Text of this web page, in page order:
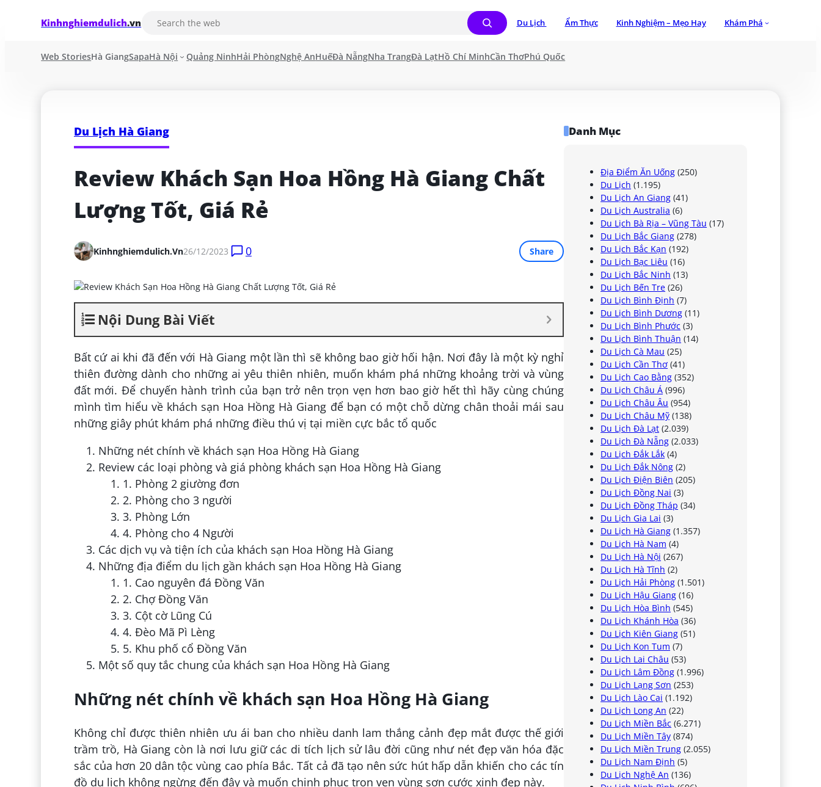
Kinhnghiemdulich.vn Du Lịch Ẩm Thực Kinh Nghiệm – Mẹo Hay Khám Phá
Web StoriesHà GiangSapaHà Nội Quảng NinhHải PhòngNghệ AnHuếĐà NẵngNha TrangĐà LạtHồ Chí MinhCần ThơPhú Quốc
Du Lịch Hà Giang
Review Khách Sạn Hoa Hồng Hà Giang Chất
Lượng Tốt, Giá Rẻ
Kinhnghiemdulich.vn26/12/2023 0 Share
Nội Dung Bài Viết
Bất cứ ai khi đã đến với Hà Giang một lần thì sẽ không bao giờ hối hận. Nơi đây là một kỳ nghỉ
thiên đường dành cho những ai yêu thiên nhiên, muốn khám phá những khoảng trời và vùng
đất mới. Để chuyến hành trình của bạn trở nên trọn vẹn hơn bao giờ hết thì hãy cùng chúng
mình tìm hiểu về khách sạn Hoa Hồng Hà Giang để bạn có một chỗ dừng chân thoải mái sau
những giây phút khám phá những điều thú vị tại miền cực bắc tổ quốc
Những nét chính về khách sạn Hoa Hồng Hà Giang
Review các loại phòng và giá phòng khách sạn Hoa Hồng Hà Giang
1. Phòng 2 giường đơn
2. Phòng cho 3 người
3. Phòng Lớn
4. Phòng cho 4 Người
Các dịch vụ và tiện ích của khách sạn Hoa Hồng Hà Giang
Những địa điểm du lịch gần khách sạn Hoa Hồng Hà Giang
1. Cao nguyên đá Đồng Văn
2. Chợ Đồng Văn
3. Cột cờ Lũng Cú
4. Đèo Mã Pì Lèng
5. Khu phố cổ Đồng Văn
Một số quy tắc chung của khách sạn Hoa Hồng Hà Giang
Những nét chính về khách sạn Hoa Hồng Hà Giang
Không chỉ được thiên nhiên ưu ái ban cho nhiều danh lam thắng cảnh đẹp mắt được thế giới
trầm trồ, Hà Giang còn là nơi lưu giữ các di tích lịch sử lâu đời cũng như nét đẹp văn hóa đặc
sắc của hơn 20 dân tộc vùng cao phía Bắc. Tất cả đã tạo nên sức hút hấp dẫn khiến cho các tín
đồ du lịch không ngừng đến đây và muốn chinh phục trọn vẹn vùng sơn cước xinh đẹp này.
Danh Mục
Địa Điểm Ăn Uống (250)
Du Lịch (1.195)
Du Lịch An Giang (41)
Du Lịch Australia (6)
Du Lịch Bà Rịa – Vũng Tàu (17)
Du Lịch Bắc Giang (278)
Du Lịch Bắc Kạn (192)
Du Lịch Bạc Liêu (16)
Du Lịch Bắc Ninh (13)
Du Lịch Bến Tre (26)
Du Lịch Bình Định (7)
Du Lịch Bình Dương (11)
Du Lịch Bình Phước (3)
Du Lịch Bình Thuận (14)
Du Lịch Cà Mau (25)
Du Lịch Cần Thơ (41)
Du Lịch Cao Bằng (352)
Du Lịch Châu Á (996)
Du Lịch Châu Âu (954)
Du Lịch Châu Mỹ (138)
Du Lịch Đà Lạt (2.039)
Du Lịch Đà Nẵng (2.033)
Du Lịch Đắk Lắk (4)
Du Lịch Đắk Nông (2)
Du Lịch Điện Biên (205)
Du Lịch Đồng Nai (3)
Du Lịch Đồng Tháp (34)
Du Lịch Gia Lai (3)
Du Lịch Hà Giang (1.357)
Du Lịch Hà Nam (4)
Du Lịch Hà Nội (267)
Du Lịch Hà Tĩnh (2)
Du Lịch Hải Phòng (1.501)
Du Lịch Hậu Giang (16)
Du Lịch Hòa Bình (545)
Du Lịch Khánh Hòa (36)
Du Lịch Kiên Giang (51)
Du Lịch Kon Tum (7)
Du Lịch Lai Châu (53)
Du Lịch Lâm Đồng (1.996)
Du Lịch Lạng Sơn (253)
Du Lịch Lào Cai (1.192)
Du Lịch Long An (22)
Du Lịch Miền Bắc (6.271)
Du Lịch Miền Tây (874)
Du Lịch Miền Trung (2.055)
Du Lịch Nam Định (5)
Du Lịch Nghệ An (136)